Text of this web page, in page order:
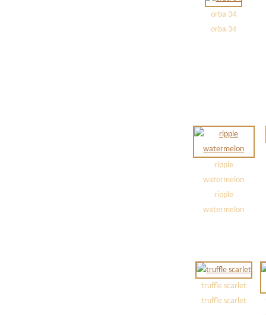
orba 34
orba 34
ripple
watermelon
ripple
watermelon
truffle scarlet
truffle scarlet